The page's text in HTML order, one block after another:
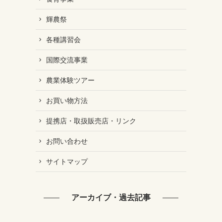
輝農祭
各種講習会
国際交流事業
農業体験ツアー
お買い物方法
提携店・取扱販売店・リンク
お問い合わせ
サイトマップ
アーカイブ・過去記事